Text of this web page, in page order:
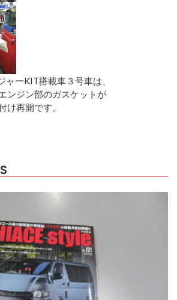
ャーKIT搭載車３号車は、
ンジン部のガスケットが
け再開です。